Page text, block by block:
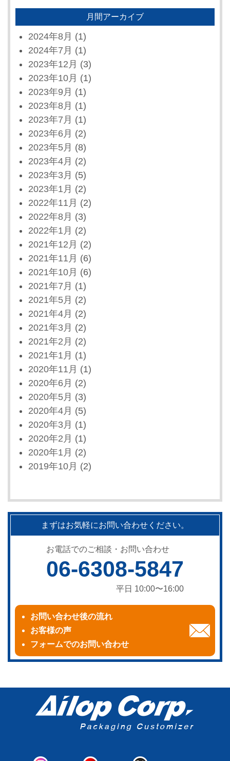
月間アーカイブ
2024年8月 (1)
2024年7月 (1)
2023年12月 (3)
2023年10月 (1)
2023年9月 (1)
2023年8月 (1)
2023年7月 (1)
2023年6月 (2)
2023年5月 (8)
2023年4月 (2)
2023年3月 (5)
2023年1月 (2)
2022年11月 (2)
2022年8月 (3)
2022年1月 (2)
2021年12月 (2)
2021年11月 (6)
2021年10月 (6)
2021年7月 (1)
2021年5月 (2)
2021年4月 (2)
2021年3月 (2)
2021年2月 (2)
2021年1月 (1)
2020年11月 (1)
2020年6月 (2)
2020年5月 (3)
2020年4月 (5)
2020年3月 (1)
2020年2月 (1)
2020年1月 (2)
2019年10月 (2)
まずはお気軽にお問い合わせください。
お電話でのご相談・お問い合わせ
06-6308-5847
平日 10:00〜16:00
お問い合わせ後の流れ
お客様の声
フォームでのお問い合わせ